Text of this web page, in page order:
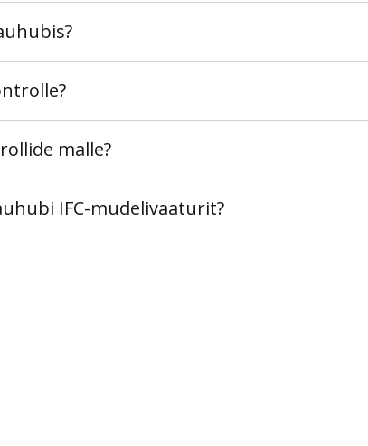
malle?
IFC-mudelivaaturit?